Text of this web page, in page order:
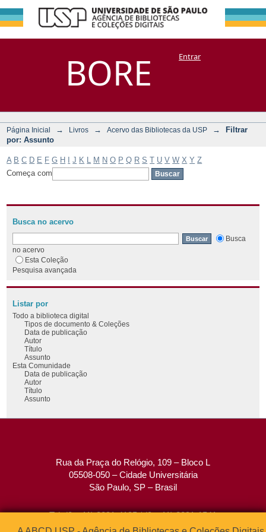
BORE
Filtrar por:
Assunto
DSpace/Manakin + CoriscoEntrar
Página Inicial → Livros → Acervo das Bibliotecas da USP →
Filtrar
por: Assunto
A B C D E F G H J K M N O P Q R S T U V W X Y Z
Começa com
Busca no acervo
Busca
no acervo
Esta Coleção
Pesquisa avançada
Listar por
Todo a biblioteca digital
Tipos de documento & Coleções
Data de publicação
Autor
Título
Assunto
Esta Comunidade
Data de publicação
Autor
Título
Assunto
Rua da Praça do Relógio, 109 – Bloco L
05508-050 – Cidade Universitária
São Paulo, SP – Brasil
Tel: (0xx11) 3091-4195 / (0xx11) 3091-1541
Fax: (0xx11) 3091-1567